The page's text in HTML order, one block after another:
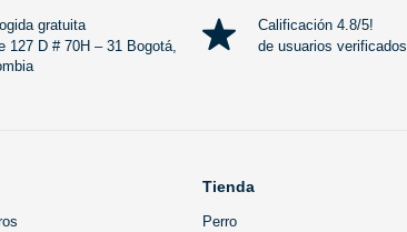
gratuita
127 D # 70H – 31 Bogotá,
Calificación 4.8/5!
de usuarios verificados
Tienda
Perro